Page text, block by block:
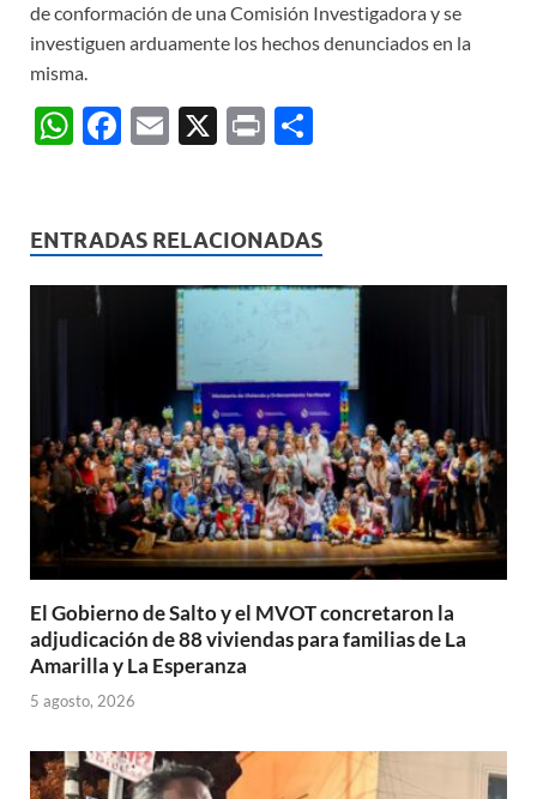
de conformación de una Comisión Investigadora y se
investiguen arduamente los hechos denunciados en la
misma.
W
s
A
F
b
o
E
X
P
p
ar
ENTRADAS RELACIONADAS
El Gobierno de Salto y el MVOT concretaron la
adjudicación de 88 viviendas para familias de La
Amarilla y La Esperanza
5 agosto, 2026